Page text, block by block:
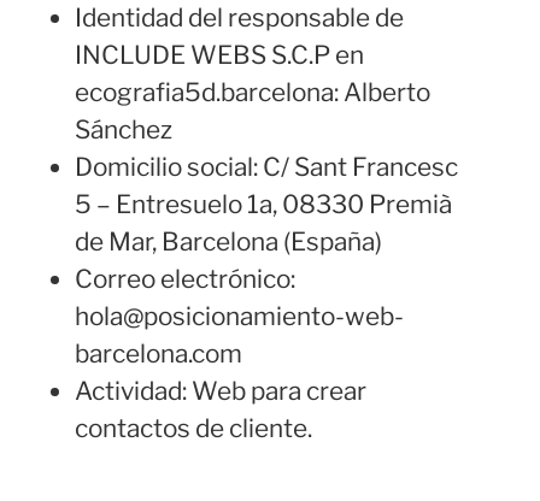
Identidad del responsable de
INCLUDE WEBS S.C.P en
ecografia5d.barcelona: Alberto
Sánchez
Domicilio social: C/ Sant Francesc
5 – Entresuelo 1a, 08330 Premià
de Mar, Barcelona (España)
Correo electrónico:
hola@posicionamiento-web-
barcelona.com
Actividad: Web para crear
contactos de cliente.